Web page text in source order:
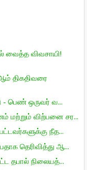
விவசாயி!
திகதிவரை
- பெண் ஒருவர் வ...
மற்றும் விற்பனை சர...
நீத...
தெரிவித்து ஆ...
தபால் நிலையத்...